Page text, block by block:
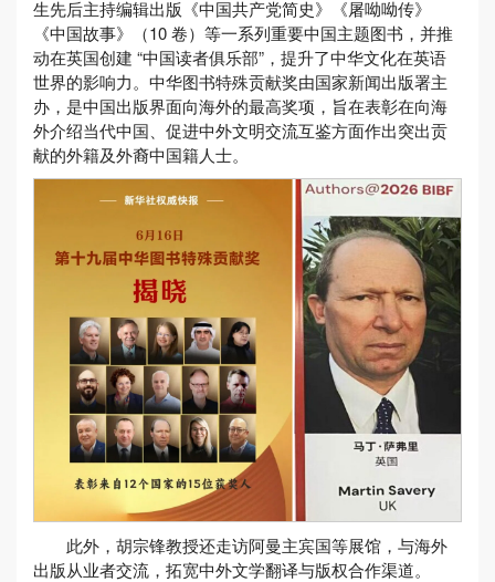
生先后主持编辑出版《中国共产党简史》《屠呦呦传》
《中国故事》（10 卷）等一系列重要中国主题图书，并推
动在英国创建 “中国读者俱乐部”，提升了中华文化在英语
世界的影响力。中华图书特殊贡献奖由国家新闻出版署主
办，是中国出版界面向海外的最高奖项，旨在表彰在向海
外介绍当代中国、促进中外文明交流互鉴方面作出突出贡
献的外籍及外裔中国籍人士。
此外，胡宗锋教授还走访阿曼主宾国等展馆，与海外
出版从业者交流，拓宽中外文学翻译与版权合作渠道。